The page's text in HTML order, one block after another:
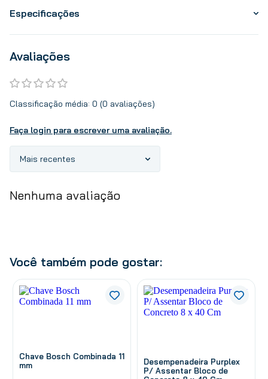
Especificações
Avaliações
Classificação média: 0 (0 avaliações)
Faça login para escrever uma avaliação.
Mais recentes
Nenhuma avaliação
Você também pode gostar:
Chave Bosch Combinada 11
mm
Desempenadeira Purplex
P/ Assentar Bloco de